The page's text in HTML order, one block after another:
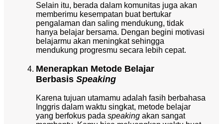
Selain itu, berada dalam komunitas juga akan
memberimu kesempatan buat bertukar
pengalaman dan saling mendukung, tidak
hanya belajar bersama. Dengan begini motivasi
belajarmu akan meningkat sehingga
mendukung progresmu secara lebih cepat.
Menerapkan Metode Belajar
Berbasis Speaking
Karena tujuan utamamu adalah fasih berbahasa
Inggris dalam waktu singkat, metode belajar
yang berfokus pada speaking akan sangat